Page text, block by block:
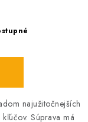
najužitočnejších
Súprava má